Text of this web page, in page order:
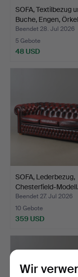
SOFA, Textilbezug
Buche, Engen,
Beendet 28. Jul 2026
5 Gebote
48 USD
SOFA, Lederbezug,
Chesterfield-Modell.
Beendet 27. Jul 2026
10 Gebote
359 USD
Wir